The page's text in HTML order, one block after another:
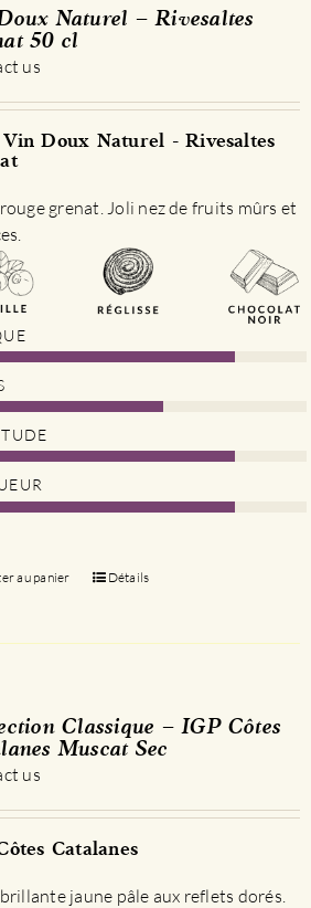
Naturel – Rivesaltes
50 cl
us
Vin Doux Naturel - Rivesaltes
grenat. Joli nez de fruits mûrs et
au panier Détails
Classique – IGP Côtes
Muscat Sec
us
Catalanes
jaune pâle aux reflets dorés.